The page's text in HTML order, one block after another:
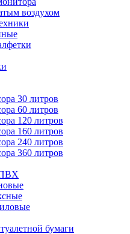
воздухом
30 литров
60 литров
120 литров
160 литров
240 литров
360 литров
ПВХ
бумаги